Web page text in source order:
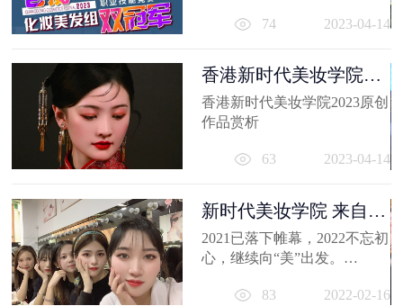
74 2023-04-14
香港新时代美妆学院
2023原创作品...
香港新时代美妆学院2023原创
作品赏析
63 2023-04-14
新时代美妆学院 来自
2021的回忆
2021已落下帷幕，2022不忘初
心，继续向“美”出发。
的小...
83 2022-02-16